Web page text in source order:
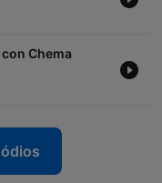
Chema